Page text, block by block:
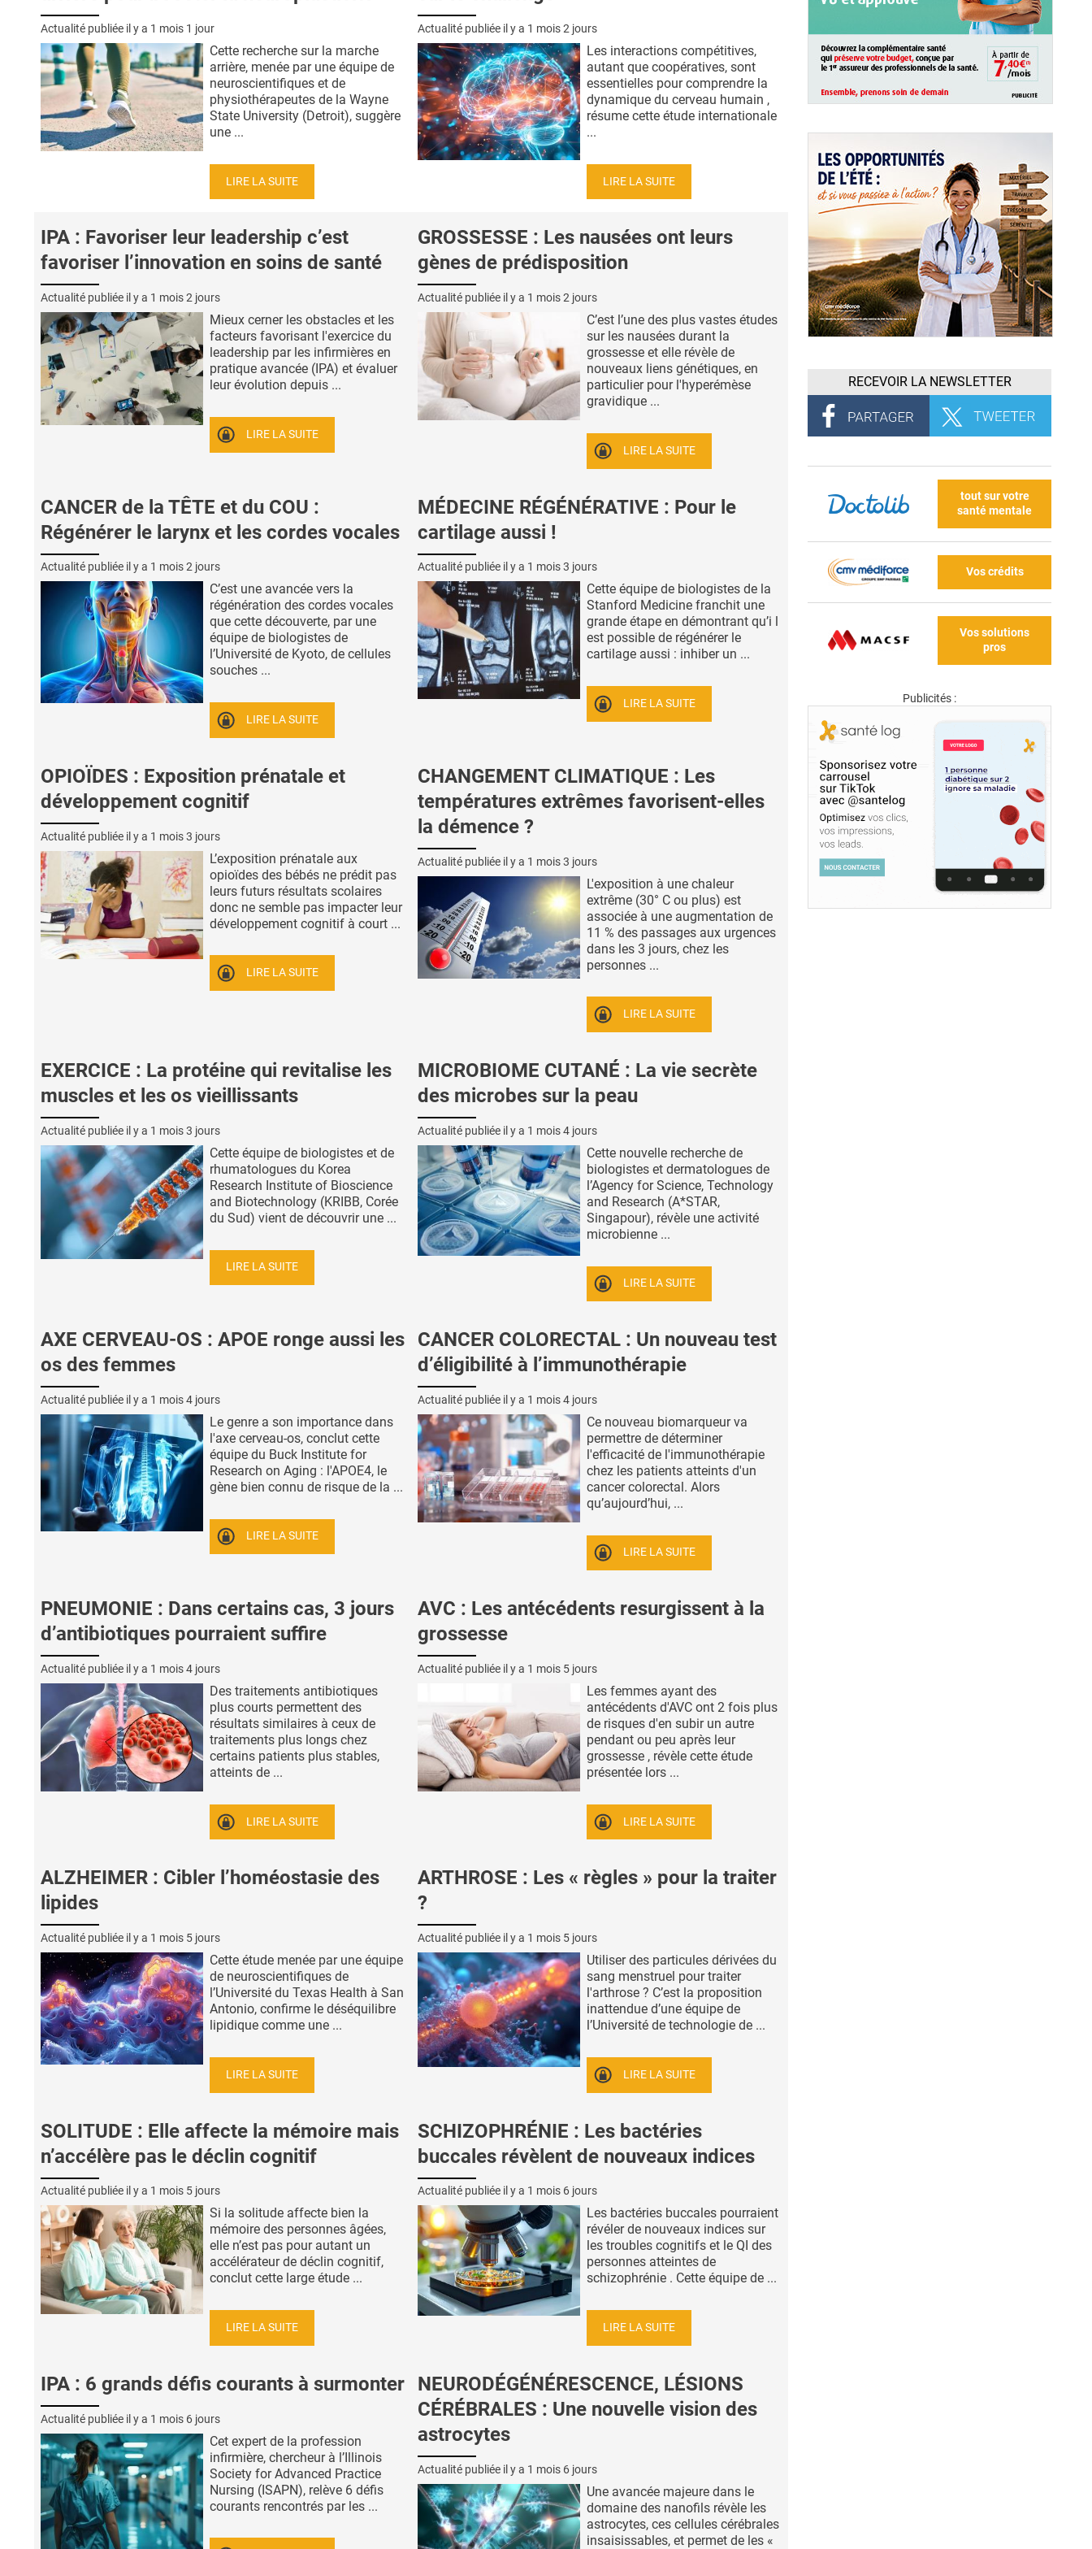
Actualité publiée il y a 1 mois 1 jour
Cette recherche sur la marche
arrière, menée par une équipe de
neuroscientifiques et de
physiothérapeutes de la Wayne
State University (Detroit), suggère
une ...
LIRE LA SUITE
Actualité publiée il y a 1 mois 2 jours
Les interactions compétitives,
autant que coopératives, sont
essentielles pour comprendre la
dynamique du cerveau humain ,
résume cette étude internationale
...
LIRE LA SUITE
IPA : Favoriser leur leadership c’est
favoriser l’innovation en soins de santé
Actualité publiée il y a 1 mois 2 jours
Mieux cerner les obstacles et les
facteurs favorisant l'exercice du
leadership par les infirmières en
pratique avancée (IPA) et évaluer
leur évolution depuis ...
LIRE LA SUITE
GROSSESSE : Les nausées ont leurs
gènes de prédisposition
Actualité publiée il y a 1 mois 2 jours
C’est l’une des plus vastes études
sur les nausées durant la
grossesse et elle révèle de
nouveaux liens génétiques, en
particulier pour l'hyperémèse
gravidique ...
LIRE LA SUITE
CANCER de la TÊTE et du COU :
Régénérer le larynx et les cordes vocales
Actualité publiée il y a 1 mois 2 jours
C’est une avancée vers la
régénération des cordes vocales
que cette découverte, par une
équipe de biologistes de
l’Université de Kyoto, de cellules
souches ...
LIRE LA SUITE
MÉDECINE RÉGÉNÉRATIVE : Pour le
cartilage aussi !
Actualité publiée il y a 1 mois 3 jours
Cette équipe de biologistes de la
Stanford Medicine franchit une
grande étape en démontrant qu’i l
est possible de régénérer le
cartilage aussi : inhiber un ...
LIRE LA SUITE
OPIOÏDES : Exposition prénatale et
développement cognitif
Actualité publiée il y a 1 mois 3 jours
L’exposition prénatale aux
opioïdes des bébés ne prédit pas
leurs futurs résultats scolaires
donc ne semble pas impacter leur
développement cognitif à court ...
LIRE LA SUITE
CHANGEMENT CLIMATIQUE : Les
températures extrêmes favorisent-elles
la démence ?
Actualité publiée il y a 1 mois 3 jours
L'exposition à une chaleur
extrême (30° C ou plus) est
associée à une augmentation de
11 % des passages aux urgences
dans les 3 jours, chez les
personnes ...
LIRE LA SUITE
EXERCICE : La protéine qui revitalise les
muscles et les os vieillissants
Actualité publiée il y a 1 mois 3 jours
Cette équipe de biologistes et de
rhumatologues du Korea
Research Institute of Bioscience
and Biotechnology (KRIBB, Corée
du Sud) vient de découvrir une ...
LIRE LA SUITE
MICROBIOME CUTANÉ : La vie secrète
des microbes sur la peau
Actualité publiée il y a 1 mois 4 jours
Cette nouvelle recherche de
biologistes et dermatologues de
l’Agency for Science, Technology
and Research (A*STAR,
Singapour), révèle une activité
microbienne ...
LIRE LA SUITE
AXE CERVEAU-OS : APOE ronge aussi les
os des femmes
Actualité publiée il y a 1 mois 4 jours
Le genre a son importance dans
l'axe cerveau-os, conclut cette
équipe du Buck Institute for
Research on Aging : l'APOE4, le
gène bien connu de risque de la ...
LIRE LA SUITE
CANCER COLORECTAL : Un nouveau test
d’éligibilité à l’immunothérapie
Actualité publiée il y a 1 mois 4 jours
Ce nouveau biomarqueur va
permettre de déterminer
l'efficacité de l'immunothérapie
chez les patients atteints d'un
cancer colorectal. Alors
qu’aujourd’hui, ...
LIRE LA SUITE
PNEUMONIE : Dans certains cas, 3 jours
d’antibiotiques pourraient suffire
Actualité publiée il y a 1 mois 4 jours
Des traitements antibiotiques
plus courts permettent des
résultats similaires à ceux de
traitements plus longs chez
certains patients plus stables,
atteints de ...
LIRE LA SUITE
AVC : Les antécédents resurgissent à la
grossesse
Actualité publiée il y a 1 mois 5 jours
Les femmes ayant des
antécédents d'AVC ont 2 fois plus
de risques d'en subir un autre
pendant ou peu après leur
grossesse , révèle cette étude
présentée lors ...
LIRE LA SUITE
ALZHEIMER : Cibler l’homéostasie des
lipides
Actualité publiée il y a 1 mois 5 jours
Cette étude menée par une équipe
de neuroscientifiques de
l’Université du Texas Health à San
Antonio, confirme le déséquilibre
lipidique comme une ...
LIRE LA SUITE
ARTHROSE : Les « règles » pour la traiter
?
Actualité publiée il y a 1 mois 5 jours
Utiliser des particules dérivées du
sang menstruel pour traiter
l'arthrose ? C’est la proposition
inattendue d’une équipe de
l’Université de technologie de ...
LIRE LA SUITE
SOLITUDE : Elle affecte la mémoire mais
n’accélère pas le déclin cognitif
Actualité publiée il y a 1 mois 5 jours
Si la solitude affecte bien la
mémoire des personnes âgées,
elle n’est pas pour autant un
accélérateur de déclin cognitif,
conclut cette large étude ...
LIRE LA SUITE
SCHIZOPHRÉNIE : Les bactéries
buccales révèlent de nouveaux indices
Actualité publiée il y a 1 mois 6 jours
Les bactéries buccales pourraient
révéler de nouveaux indices sur
les troubles cognitifs et le QI des
personnes atteintes de
schizophrénie . Cette équipe de ...
LIRE LA SUITE
IPA : 6 grands défis courants à surmonter
Actualité publiée il y a 1 mois 6 jours
Cet expert de la profession
infirmière, chercheur à l’Illinois
Society for Advanced Practice
Nursing (ISAPN), relève 6 défis
courants rencontrés par les ...
NEURODÉGÉNÉRESCENCE, LÉSIONS
CÉRÉBRALES : Une nouvelle vision des
astrocytes
Actualité publiée il y a 1 mois 6 jours
Une avancée majeure dans le
domaine des nanofils révèle les
astrocytes, ces cellules cérébrales
insaisissables, et permet de les «
RECEVOIR LA NEWSLETTER
tout sur votre
santé mentale
Vos crédits
Vos solutions
pros
Publicités :